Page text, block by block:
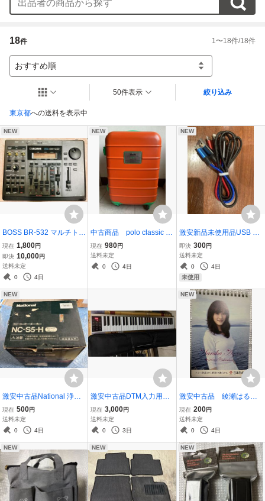
18件 1 〜18件/18件
おすすめ順
東京都への送料を表示中
50件表示 絞り込み
NEW
BOSS BR-532 マルチトラ
ックレコーダー RECORD
ING STUDIO
現在 1,800円
即決 10,000円
送料未定
0
4日
NEW
中古商品 polo classic ス
ーツケース オレンジ
現在 980円
送料未定
0
4日
NEW
激安新品未使用品USB 充
電ケーブル Type-C ライト
ニング MicroB
即決 300円
送料未定
0
4日
未使用
NEW
激安中古品National 浄水
コーヒーメーカー NC-S5-
H ディープグレー
現在 500円
送料未定
0
4日
激安中古品DTM入力用キ
ーボードソフトケース付
属
現在 3,000円
送料未定
0
3日
NEW
激安中古品 綾瀬はるか2
014年カレンダー日本生命
非売品
現在 200円
送料未定
0
4日
NEW NEW NEW